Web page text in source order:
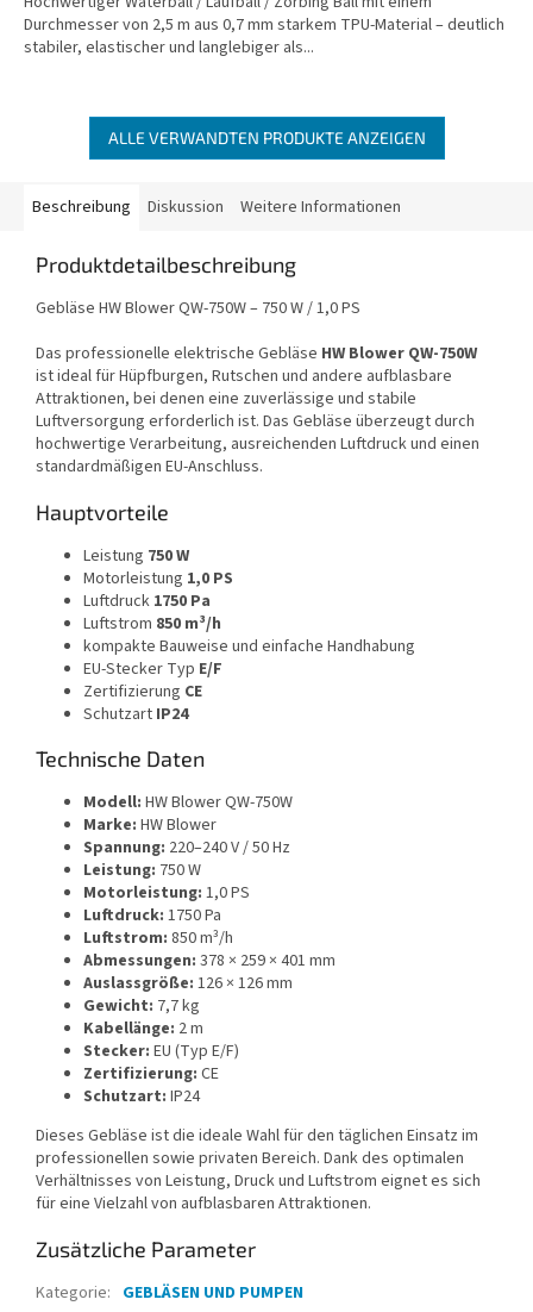
Durchmesser von 2,5 m aus 0,7 mm starkem TPU-Material – deutlich
stabiler, elastischer und langlebiger als...
ALLE VERWANDTEN PRODUKTE ANZEIGEN
Beschreibung Diskussion Weitere Informationen
Produktdetailbeschreibung
Gebläse HW Blower QW-750W – 750 W / 1,0 PS
Das professionelle elektrische Gebläse HW Blower QW-750W
ist ideal für Hüpfburgen, Rutschen und andere aufblasbare
Attraktionen, bei denen eine zuverlässige und stabile
Luftversorgung erforderlich ist. Das Gebläse überzeugt durch
hochwertige Verarbeitung, ausreichenden Luftdruck und einen
standardmäßigen EU-Anschluss.
Hauptvorteile
Leistung 750 W
Motorleistung 1,0 PS
Luftdruck 1750 Pa
Luftstrom 850 m³/h
kompakte Bauweise und einfache Handhabung
EU-Stecker Typ E/F
Zertifizierung CE
Schutzart IP24
Technische Daten
Modell: HW Blower QW-750W
Marke: HW Blower
Spannung: 220–240 V / 50 Hz
Leistung: 750 W
Motorleistung: 1,0 PS
Luftdruck: 1750 Pa
Luftstrom: 850 m³/h
Abmessungen: 378 × 259 × 401 mm
Auslassgröße: 126 × 126 mm
Gewicht: 7,7 kg
Kabellänge: 2 m
Stecker: EU (Typ E/F)
Zertifizierung: CE
Schutzart: IP24
Dieses Gebläse ist die ideale Wahl für den täglichen Einsatz im
professionellen sowie privaten Bereich. Dank des optimalen
Verhältnisses von Leistung, Druck und Luftstrom eignet es sich
für eine Vielzahl von aufblasbaren Attraktionen.
Zusätzliche Parameter
Kategorie: GEBLÄSEN UND PUMPEN